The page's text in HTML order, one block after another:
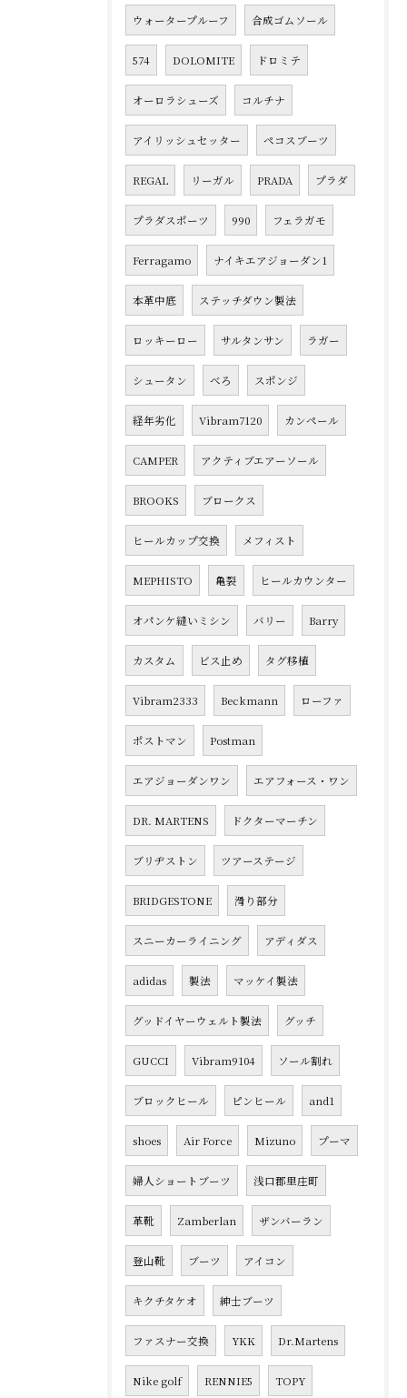
ウォータープルーフ 合成ゴムソール
574 DOLOMITE ドロミテ
オーロラシューズ コルチナ
アイリッシュセッター ペコスブーツ
REGAL リーガル PRADA プラダ
プラダスポーツ 990 フェラガモ
Ferragamo ナイキエアジョーダン1
本革中底 ステッチダウン製法
ロッキーロー サルタンサン ラガー
シュータン べろ スポンジ
経年劣化 Vibram7120 カンペール
CAMPER アクティブエアーソール
BROOKS ブロークス
ヒールカップ交換 メフィスト
MEPHISTO 亀裂 ヒールカウンター
オパンケ縫いミシン バリー Barry
カスタム ビス止め タグ移植
Vibram2333 Beckmann ローファ
ポストマン Postman
エアジョーダンワン エアフォース・ワン
DR. MARTENS ドクターマーチン
ブリヂストン ツアーステージ
BRIDGESTONE 滑り部分
スニーカーライニング アディダス
adidas 製法 マッケイ製法
グッドイヤーウェルト製法 グッチ
GUCCI Vibram9104 ソール割れ
ブロックヒール ピンヒール and1
shoes Air Force Mizuno プーマ
婦人ショートブーツ 浅口郡里庄町
革靴 Zamberlan ザンバーラン
登山靴 ブーツ アイコン
キクチタケオ 紳士ブーツ
ファスナー交換 YKK Dr.Martens
Nike golf RENNIE5 TOPY